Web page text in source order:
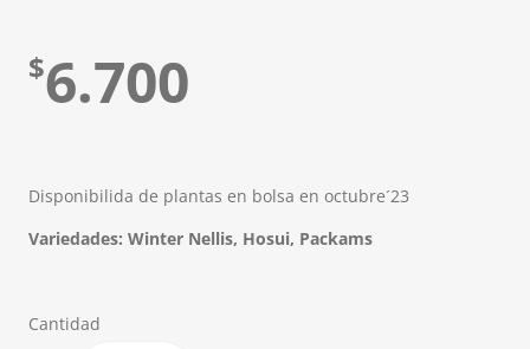
$6.700
Disponibilida de plantas en bolsa en octubre´23
Variedades: Winter Nellis, Hosui, Packams
Cantidad